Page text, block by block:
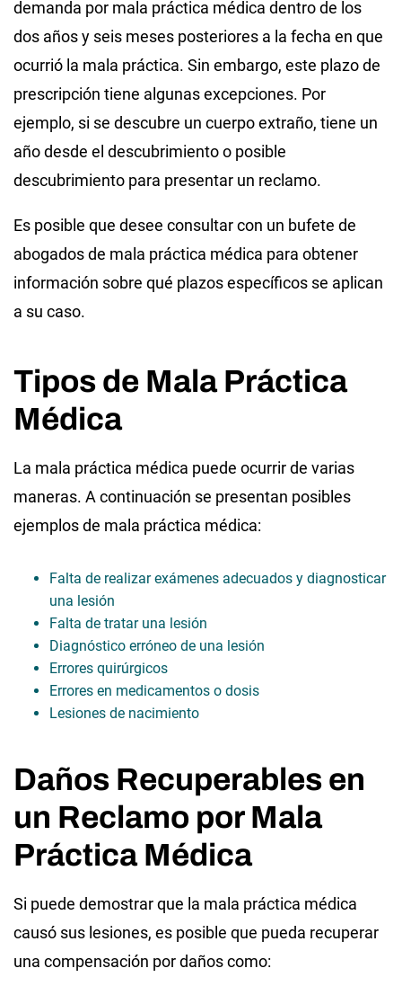
demanda por mala práctica médica dentro de los
dos años y seis meses posteriores a la fecha en que
ocurrió la mala práctica. Sin embargo, este plazo de
prescripción tiene algunas excepciones. Por
ejemplo, si se descubre un cuerpo extraño, tiene un
año desde el descubrimiento o posible
descubrimiento para presentar un reclamo.
Es posible que desee consultar con un bufete de
abogados de mala práctica médica para obtener
información sobre qué plazos específicos se aplican
a su caso.
Tipos de Mala Práctica
Médica
La mala práctica médica puede ocurrir de varias
maneras. A continuación se presentan posibles
ejemplos de mala práctica médica:
Falta de realizar exámenes adecuados y diagnosticar
una lesión
Falta de tratar una lesión
Diagnóstico erróneo de una lesión
Errores quirúrgicos
Errores en medicamentos o dosis
Lesiones de nacimiento
Daños Recuperables en
un Reclamo por Mala
Práctica Médica
Si puede demostrar que la mala práctica médica
causó sus lesiones, es posible que pueda recuperar
una compensación por daños como: